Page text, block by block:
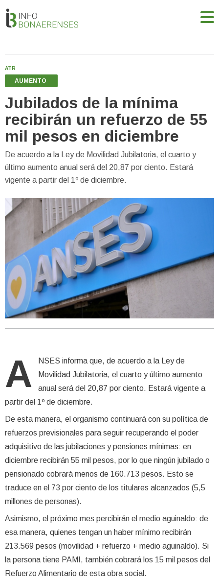
ATR
AUMENTO
Jubilados de la mínima
recibirán un refuerzo de 55
mil pesos en diciembre
De acuerdo a la Ley de Movilidad Jubilatoria, el cuarto y
último aumento anual será del 20,87 por ciento. Estará
vigente a partir del 1º de diciembre.
A
NSES informa que, de acuerdo a la Ley de
Movilidad Jubilatoria, el cuarto y último aumento
anual será del 20,87 por ciento. Estará vigente a
partir del 1º de diciembre.
De esta manera, el organismo continuará con su política de
refuerzos previsionales para seguir recuperando el poder
adquisitivo de las jubilaciones y pensiones mínimas: en
diciembre recibirán 55 mil pesos, por lo que ningún jubilado o
pensionado cobrará menos de 160.713 pesos. Esto se
traduce en el 73 por ciento de los titulares alcanzados (5,5
millones de personas).
Asimismo, el próximo mes percibirán el medio aguinaldo: de
esa manera, quienes tengan un haber mínimo recibirán
213.569 pesos (movilidad + refuerzo + medio aguinaldo). Si
la persona tiene PAMI, también cobrará los 15 mil pesos del
Refuerzo Alimentario de esta obra social.